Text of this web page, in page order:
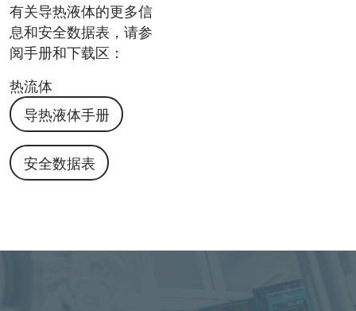
有关导热液体的更多信
息和安全数据表，请参
阅手册和下载区：
热流体
导热液体手册
安全数据表